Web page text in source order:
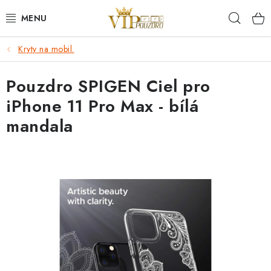
na
KRYTY NA MOBIL.
OCHRANA DISPLEJE - SKLO A FÓLIE
KABELY A NABÍJEČKY
DRŽÁKY A STOJÁNKY
BRAŠNY NA NOTEBOOKY
Kryty na mobil.
Pouzdro SPIGEN Ciel pro
iPhone 11 Pro Max - bílá
mandala